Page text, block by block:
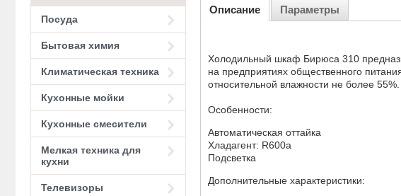
Посуда
Бытовая химия
Климатическая техника
Кухонные мойки
Кухонные смесители
Мелкая техника для
кухни
Телевизоры
Описание Параметры
Холодильный шкаф Бирюса 310
на предприятиях общественного
относительной влажности не более 55%.
Особенности:
Автоматическая оттайка
Хладагент: R600a
Подсветка
Дополнительные характеристики: